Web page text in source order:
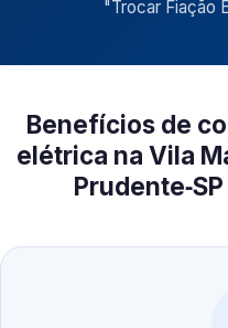
"Trocar Fiação
Benefícios de
elétrica na Vila